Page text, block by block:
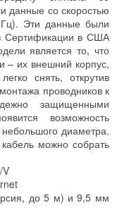
данные со скоростью
Эти данные были
Сертификации в США
является то, что
их внешний корпус,
снять, открутив
проводников к
защищенными
возможность
диаметра.
можно собрать
V
до 5 м) и 9,5 мм